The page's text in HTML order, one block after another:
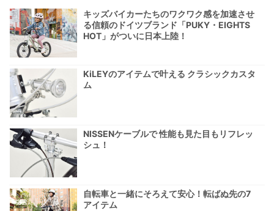
キッズバイカーたちのワクワク感を加速させ
る信頼のドイツブランド「PUKY・EIGHTS
HOT」がついに日本上陸！
KiLEYのアイテムで叶える クラシックカスタ
ム
NISSENケーブルで 性能も見た目もリフレッ
シュ！
自転車と一緒にそろえて安心！転ばぬ先の7
アイテム